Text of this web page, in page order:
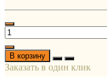
В корзину
Заказать в один клик